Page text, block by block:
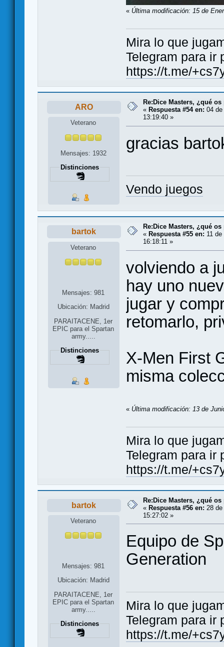
« Última modificación: 15 de
Mira lo que
Telegram para ir
https://t.me/
ARO
Veterano
Mensajes: 1932
Distinciones
Re:Dice Masters, ¿qué os
« Respuesta #54 en: 04
13:19:40 »
gracias
Vendo juegos
bartok
Veterano
Mensajes: 981
Ubicación: Madrid
PARAITACENE, 1er
EPIC para el Spartan
army.....
Distinciones
Re:Dice Masters, ¿qué os
« Respuesta #55 en: 11
16:18:11 »
volviendo a
hay uno
jugar y
retomarlo,
X-Men First
misma
« Última modificación: 13 de
Mira lo que
Telegram para ir
https://t.me/
bartok
Veterano
Mensajes: 981
Ubicación: Madrid
PARAITACENE, 1er
EPIC para el Spartan
army.....
Distinciones
Re:Dice Masters, ¿qué os
« Respuesta #56 en: 28
15:27:02 »
Equipo de
Generation
Mira lo que
Telegram para ir
https://t.me/